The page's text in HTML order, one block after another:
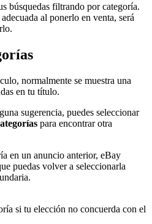
búsquedas filtrando por categoría.
al ponerlo en venta, será
normalmente se muestra una
en tu título.
sugerencia, puedes seleccionar
para encontrar otra
en un anuncio anterior, eBay
puedas volver a seleccionarla
si tu elección no concuerda con el